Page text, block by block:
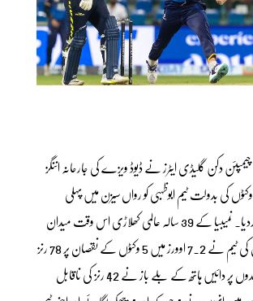
ابوظہبی: سابق ٹی 10 چیمپئن دکن گلیڈی ایٹرز نے ڈیوڈ ویزے کی جارحانہ اننگز
اور رچرڈ گلیسن کی 3 وکٹوں کی بدولت ٹیم ابوظہبی کو رواں سیزن میں پہلی
شکست سے دوچار کردیا۔ نمیبیا کے 39 سالہ عالمی کھلاڑی اس وقت میدان
میں اترے جب ان کی ٹیم نے 7.2 اوورز میں 5 وکٹوں کے نقصان پر 78 رنز
بنائے تھے۔12 گیندوں پر دائیں ہاتھ کے بلے باز نے 42 رنز کی ناقابل